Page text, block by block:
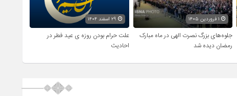
جلوه‌های بزرگ نصرت الهی در ماه مبارک
رمضان دیده شد
علت حرام بودن روزه ی عید فطر در
احادیث